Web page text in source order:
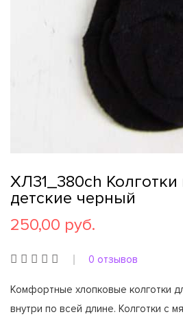
ХЛ31_380ch
детские черный
250,00 руб.
0 отзывов
Комфортные хлопковые колготки
внутри по всей длине. Колготки с